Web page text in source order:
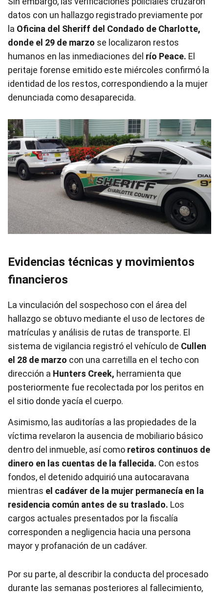
datos con un hallazgo registrado previamente por
la Oficina del Sheriff del Condado de Charlotte,
donde el 29 de marzo se localizaron restos
humanos en las inmediaciones del río Peace. El
peritaje forense emitido este miércoles confirmó la
identidad de los restos, correspondiendo a la mujer
denunciada como desaparecida.
Evidencias técnicas y movimientos
financieros
La vinculación del sospechoso con el área del
hallazgo se obtuvo mediante el uso de lectores de
matrículas y análisis de rutas de transporte. El
sistema de vigilancia registró el vehículo de Cullen
el 28 de marzo con una carretilla en el techo con
dirección a Hunters Creek, herramienta que
posteriormente fue recolectada por los peritos en
el sitio donde yacía el cuerpo.
Asimismo, las auditorías a las propiedades de la
víctima revelaron la ausencia de mobiliario básico
dentro del inmueble, así como retiros continuos de
dinero en las cuentas de la fallecida. Con estos
fondos, el detenido adquirió una autocaravana
mientras el cadáver de la mujer permanecía en la
residencia común antes de su traslado. Los
cargos actuales presentados por la fiscalía
corresponden a negligencia hacia una persona
mayor y profanación de un cadáver.
Por su parte, al describir la conducta del procesado
durante las semanas posteriores al fallecimiento,